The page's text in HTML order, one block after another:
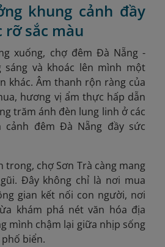
khung cảnh đầy
rỡ sắc màu
xuống, chợ đêm Đà Nẵng -
sáng và khoác lên mình một
khác. Âm thanh rộn ràng của
hương vị ẩm thực hấp dẫn
trăm ánh đèn lung linh ở các
cảnh đêm Đà Nẵng đầy sức
trong, chợ Sơn Trà càng mang
Đây không chỉ là nơi mua
gian kết nối con người, nơi
khám phá nét văn hóa địa
mình chậm lại giữa nhịp sống
biển.